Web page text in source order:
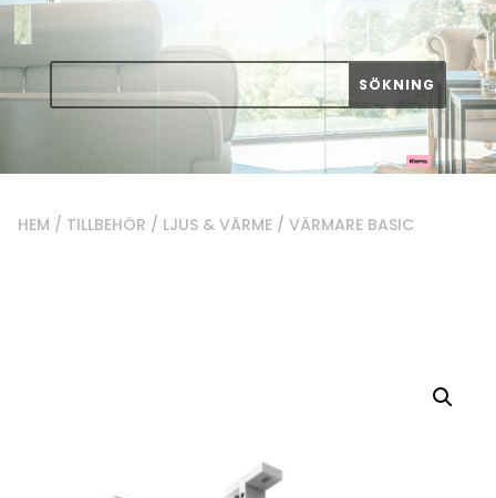
HEM / TILLBEHÖR / LJUS & VÄRME / VÄRMARE BASIC